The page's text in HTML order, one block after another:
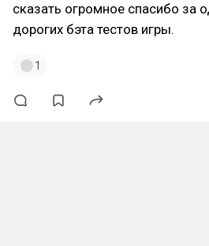
сказать огромное спасибо за
дорогих бэта тестов игры.
1